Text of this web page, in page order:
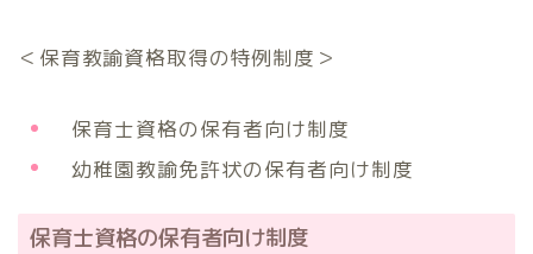
＜保育教諭資格取得の特例制度＞
保育士資格の保有者向け制度
幼稚園教諭免許状の保有者向け制度
保育士資格の保有者向け制度